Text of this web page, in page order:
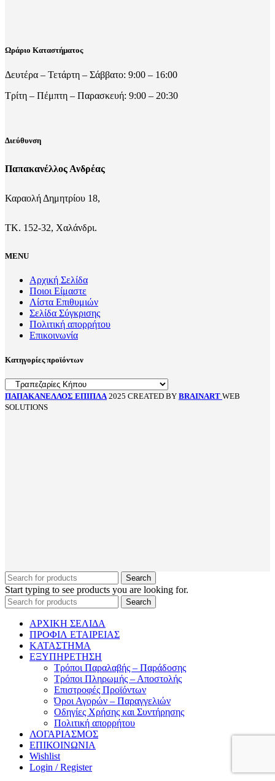
Ωράριο Καταστήματος
Δευτέρα – Τετάρτη – Σάββατο: 9:00 – 16:00
Τρίτη – Πέμπτη – Παρασκευή: 9:00 – 20:30
Διεύθυνση
Παπακανέλλος Ανδρέας
Καραολή Δημητρίου 18,
ΤΚ. 152-32, Χαλάνδρι.
MENU
Αρχική Σελίδα
Ποιοι Είμαστε
Λίστα Επιθυμιών
Σελίδα Σύγκρισης
Πολιτική απορρήτου
Επικοινωνία
Κατηγορίες προϊόντων
ΠΑΠΑΚΑΝΕΛΛΟΣ ΕΠΙΠΛΑ 2025 CREATED BY BRAINART WEB
SOLUTIONS
Search
Start typing to see products you are looking for.
Search
ΑΡΧΙΚΗ ΣΕΛΙΔΑ
ΠΡΟΦΙΛ ΕΤΑΙΡΕΙΑΣ
ΚΑΤΑΣΤΗΜΑ
ΕΞΥΠΗΡΕΤΗΣΗ
Τρόποι Παραλαβής – Παράδοσης
Τρόποι Πληρωμής – Αποστολής
Επιστροφές Προϊόντων
Όροι Αγορών – Παραγγελιών
Οδηγίες Χρήσης και Συντήρησης
Πολιτική απορρήτου
ΛΟΓΑΡΙΑΣΜΟΣ
ΕΠΙΚΟΙΝΩΝΙΑ
Wishlist
Login / Register